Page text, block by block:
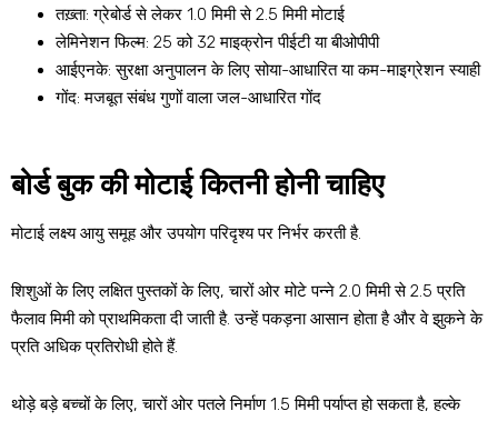
तख़्ता: ग्रेबोर्ड से लेकर 1.0 मिमी से 2.5 मिमी मोटाई
लेमिनेशन फिल्म: 25 को 32 माइक्रोन पीईटी या बीओपीपी
आईएनके: सुरक्षा अनुपालन के लिए सोया-आधारित या कम-माइग्रेशन स्याही
गोंद: मजबूत संबंध गुणों वाला जल-आधारित गोंद
बोर्ड बुक की मोटाई कितनी होनी चाहिए
मोटाई लक्ष्य आयु समूह और उपयोग परिदृश्य पर निर्भर करती है.
शिशुओं के लिए लक्षित पुस्तकों के लिए, चारों ओर मोटे पन्ने 2.0 मिमी से 2.5 प्रति
फैलाव मिमी को प्राथमिकता दी जाती है. उन्हें पकड़ना आसान होता है और वे झुकने के
प्रति अधिक प्रतिरोधी होते हैं.
थोड़े बड़े बच्चों के लिए, चारों ओर पतले निर्माण 1.5 मिमी पर्याप्त हो सकता है, हल्के